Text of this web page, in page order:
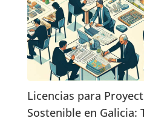
Licencias para
Sostenible en Galicia: